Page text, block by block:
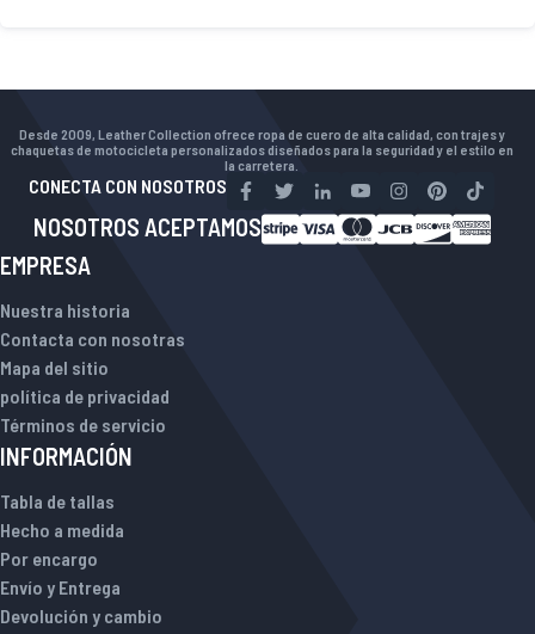
Desde 2009, Leather Collection ofrece ropa de cuero de alta calidad, con trajes y
chaquetas de motocicleta personalizados diseñados para la seguridad y el estilo en
la carretera.
CONECTA CON NOSOTROS
NOSOTROS ACEPTAMOS
EMPRESA
Nuestra historia
Contacta con nosotras
Mapa del sitio
política de privacidad
Términos de servicio
INFORMACIÓN
Tabla de tallas
Hecho a medida
Por encargo
Envío y Entrega
Devolución y cambio